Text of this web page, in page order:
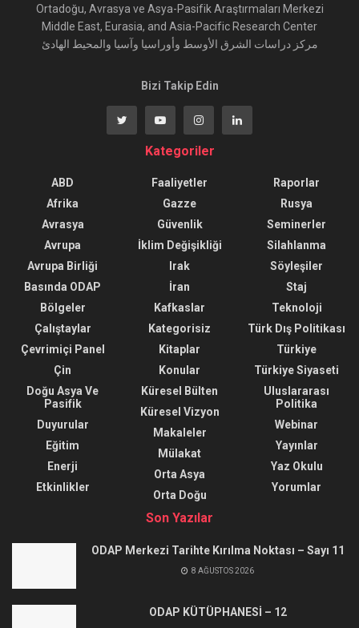
Ortadoğu, Avrasya ve Asya-Pasifik Araştırmaları Merkezi
Middle East, Eurasia, and Asia-Pacific Research Center
مركز دراسات الشرق الأوسط وأوراسيا وآسيا والمحيط الهادئ
Bizi Takip Edin
Kategoriler
ABD
Afrika
Avrasya
Avrupa
Avrupa Birliği
Basında ODAP
Bölgeler
Çalıştaylar
Çevrimiçi Panel
Çin
Doğu Asya Ve
Pasifik
Duyurular
Eğitim
Enerji
Etkinlikler
Faaliyetler
Gazze
Güvenlik
İklim Değişikliği
Irak
İran
Kafkaslar
Kategorisiz
Kitaplar
Konular
Küresel Bülten
Küresel Vizyon
Makaleler
Mülakat
Orta Asya
Orta Doğu
Raporlar
Rusya
Seminerler
Silahlanma
Söyleşiler
Staj
Teknoloji
Türk Dış Politikası
Türkiye
Türkiye Siyaseti
Uluslararası
Politika
Webinar
Yayınlar
Yaz Okulu
Yorumlar
Son Yazılar
ODAP Merkezi Tarihte Kırılma Noktası – Sayı 11
8 AĞUSTOS 2026
ODAP KÜTÜPHANESİ – 12